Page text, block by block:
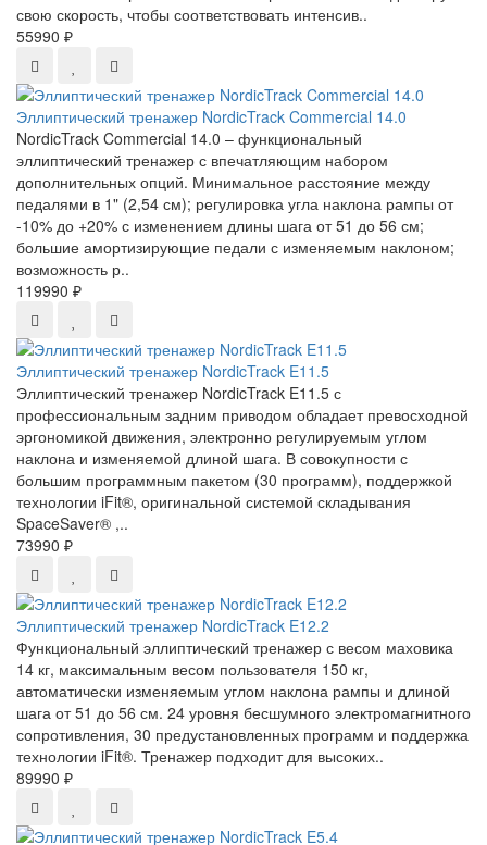
свою скорость, чтобы соответствовать интенсив..
55990 ₽
Эллиптический тренажер NordicTrack Commercial 14.0
NordicTrack Commercial 14.0 – функциональный
эллиптический тренажер с впечатляющим набором
дополнительных опций. Минимальное расстояние между
педалями в 1" (2,54 см); регулировка угла наклона рампы от
-10% до +20% с изменением длины шага от 51 до 56 см;
большие амортизирующие педали с изменяемым наклоном;
возможность р..
119990 ₽
Эллиптический тренажер NordicTrack E11.5
Эллиптический тренажер NordicTrack E11.5 с
профессиональным задним приводом обладает превосходной
эргономикой движения, электронно регулируемым углом
наклона и изменяемой длиной шага. В совокупности с
большим программным пакетом (30 программ), поддержкой
технологии iFit®, оригинальной системой складывания
SpaceSaver® ,..
73990 ₽
Эллиптический тренажер NordicTrack E12.2
Функциональный эллиптический тренажер с весом маховика
14 кг, максимальным весом пользователя 150 кг,
автоматически изменяемым углом наклона рампы и длиной
шага от 51 до 56 см. 24 уровня бесшумного электромагнитного
сопротивления, 30 предустановленных программ и поддержка
технологии iFit®. Тренажер подходит для высоких..
89990 ₽